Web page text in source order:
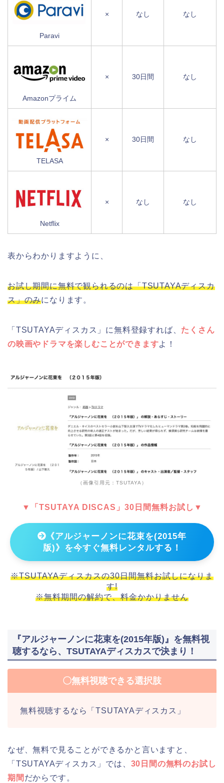
Paravi
× なし なし
Amazonプライム
× 30日間 なし
TELASA
× 30日間 なし
Netflix
× なし なし
表からわかりますように、
お試し期間に無料で観られるのは「TSUTAYAディスカ
ス」のみになります。
「TSUTAYAディスカス」に無料登録すれば、 たくさん
の映画やドラマを楽しむことができますよ！
（画像引用元：TSUTAYA）
▼「TSUTAYA DISCAS」30日間無料お試し▼
《アルジャーノンに花束を(2015年
版)》を今すぐ無料レンタルする！
※TSUTAYAディスカスの30日間無料お試しになりま
す!
※無料期間の解約で、料金かかりません
『アルジャーノンに花束を(2015年版)』を無料視
聴するなら、TSUTAYAディスカスで決まり！
〇無料視聴できる選択肢
無料視聴するなら「TSUTAYAディスカス」
なぜ、無料で見ることができるかと言いますと、
「TSUTAYAディスカス」では、 30日間の無料のお試し
期間 だからです。